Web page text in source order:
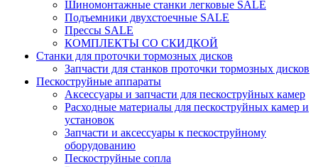
Шиномонтажные станки легковые SALE
Подъемники двухстоечные SALE
Прессы SALE
КОМПЛЕКТЫ СО СКИДКОЙ
Станки для проточки тормозных дисков
Запчасти для станков проточки тормозных дисков
Пескоструйные аппараты
Аксессуары и запчасти для пескоструйных камер
Расходные материалы для пескоструйных камер и
установок
Запчасти и аксессуары к пескоструйному
оборудованию
Пескоструйные сопла